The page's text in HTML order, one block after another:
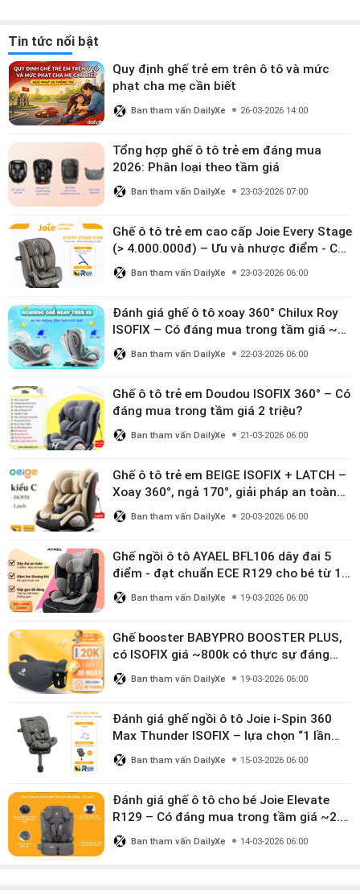
Tin tức nổi bật
Quy định ghế trẻ em trên ô tô và mức
phạt cha mẹ cần biết
Ban tham vấn DailyXe 26-03-2026 14:00
Tổng hợp ghế ô tô trẻ em đáng mua
2026: Phân loại theo tầm giá
Ban tham vấn DailyXe 23-03-2026 07:00
Ghế ô tô trẻ em cao cấp Joie Every Stage
(> 4.000.000đ) – Ưu và nhược điểm - Có
đáng đầu tư cho bé từ 0–12 tuổi?
Ban tham vấn DailyXe 23-03-2026 06:00
Đánh giá ghế ô tô xoay 360° Chilux Roy
ISOFIX – Có đáng mua trong tầm giá ~3
triệu
Ban tham vấn DailyXe 22-03-2026 06:00
Ghế ô tô trẻ em Doudou ISOFIX 360° – Có
đáng mua trong tầm giá 2 triệu?
Ban tham vấn DailyXe 21-03-2026 06:00
Ghế ô tô trẻ em BEIGE ISOFIX + LATCH –
Xoay 360°, ngả 170°, giải pháp an toàn
linh hoạt cho bé 0–10 tuổi
Ban tham vấn DailyXe 20-03-2026 06:00
Ghế ngồi ô tô AYAEL BFL106 dây đai 5
điểm - đạt chuẩn ECE R129 cho bé từ 1–
10 tuổi
Ban tham vấn DailyXe 19-03-2026 06:00
Ghế booster BABYPRO BOOSTER PLUS,
có ISOFIX giá ~800k có thực sự đáng
mua?
Ban tham vấn DailyXe 19-03-2026 06:00
Đánh giá ghế ngồi ô tô Joie i-Spin 360
Max Thunder ISOFIX – lựa chọn “1 lần
dùng đến 12 năm” có đáng giá gần 9
triệu?
Ban tham vấn DailyXe 15-03-2026 06:00
Đánh giá ghế ô tô cho bé Joie Elevate
R129 – Có đáng mua trong tầm giá ~2.8
triệu?
Ban tham vấn DailyXe 14-03-2026 06:00